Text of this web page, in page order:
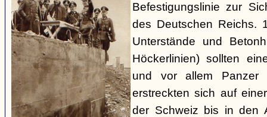
Befestigungslinie zur
des Deutschen Reichs.
Unterstände und
Höckerlinien) sollten
und vor allem Panzer
erstreckten sich auf
der Schweiz bis in den